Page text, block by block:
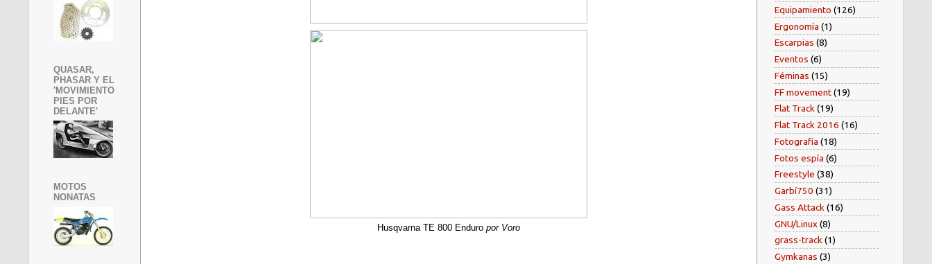
Husqvarna TE 800 Enduro por Voro
QUASAR,
PHASAR Y EL
'MOVIMIENTO
PIES POR
DELANTE'
MOTOS
NONATAS
Equipamiento (126)
Ergonomía (1)
Escarpias (8)
Eventos (6)
Féminas (15)
FF movement(19)
Flat Track(19)
Flat Track 2016 (16)
Fotografía (18)
Fotos espía (6)
Freestyle (38)
Garbí750 (31)
Gass Attack (16)
GNU/Linux(8)
grass-track(1)
Gymkanas (3)